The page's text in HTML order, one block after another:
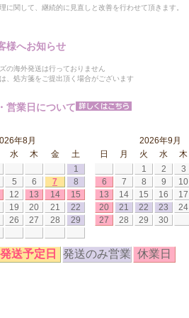
に関して、継続的に見直しと改善を行わせて頂きます。
様へお知らせ
の海外発送は行っておりません
、処方箋をご提出頂く場合がございます
営業日について
年8月
水 木 金
土
1
5 6 7
8
12 13 14
15
19 20 21
22
26 27 28
29
2026年9月
日
月 火 水 木
1
2 3
6
7 8 9 10
13
14 15 16 17
20
21 22 23 24
27
28 29 30
発送予定日 発送のみ営業 休業日